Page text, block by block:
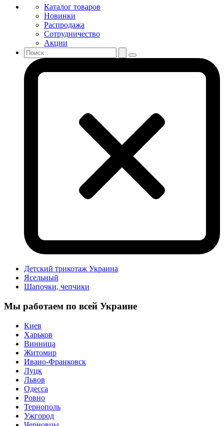
Каталог товаров
Новинки
Распродажа
Сотрудничество
Акции
Детский трикотаж Украина
Ясельный
Шапочки, чепчики
Мы работаем по всей Украине
Киев
Харьков
Винница
Житомир
Ивано-Франковск
Луцк
Львов
Одесса
Ровно
Тернополь
Ужгород